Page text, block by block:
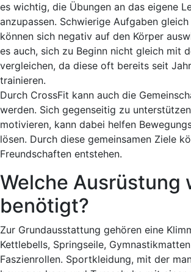
es wichtig, die Übungen an das eigene
anzupassen. Schwierige Aufgaben
können sich negativ auf den Körper
es auch, sich zu Beginn nicht gleich mit
vergleichen, da diese oft bereits seit
trainieren.
Durch CrossFit kann auch die
werden. Sich gegenseitig zu
motivieren, kann dabei helfen
lösen. Durch diese gemeinsamen Ziele
Freundschaften entstehen.
Welche Ausrüstung
benötigt?
Zur Grundausstattung gehören eine
Kettlebells, Springseile,
Faszienrollen. Sportkleidung, mit der